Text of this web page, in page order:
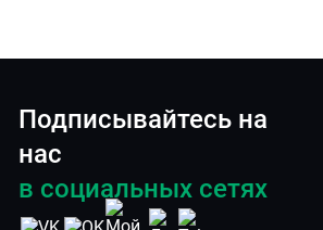
Подписывайтесь на
нас
в социальных сетях